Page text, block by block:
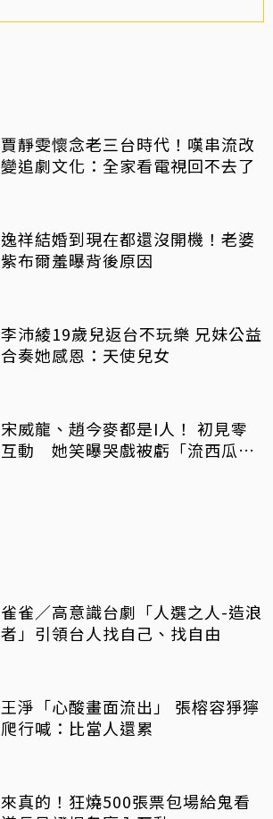
賈靜雯懷念老三台時代！嘆串流改
變追劇文化：全家看電視回不去了
逸祥結婚到現在都還沒開機！老婆
紫布爾羞曝背後原因
李沛綾19歲兒返台不玩樂 兄妹公益
合奏她感恩：天使兒女
宋威龍、趙今麥都是I人！ 初見零
互動 她笑曝哭戲被虧「流西瓜
雀雀／高意識台劇「人選之人-造浪
者」引領台人找自己、找自由
王淨「心酸畫面流出」 張榕容猙獰
爬行喊：比當人還累
來真的！狂燒500張票包場給鬼看